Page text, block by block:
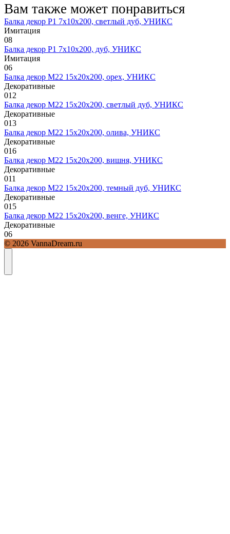
Вам также может понравиться
Балка декор Р1 7х10х200, светлый дуб, УНИКС
Имитация
08
Балка декор Р1 7х10х200, дуб, УНИКС
Имитация
06
Балка декор М22 15х20х200, орех, УНИКС
Декоративные
012
Балка декор М22 15х20х200, светлый дуб, УНИКС
Декоративные
013
Балка декор М22 15х20х200, олива, УНИКС
Декоративные
016
Балка декор М22 15х20х200, вишня, УНИКС
Декоративные
011
Балка декор М22 15х20х200, темный дуб, УНИКС
Декоративные
015
Балка декор М22 15х20х200, венге, УНИКС
Декоративные
06
© 2026 VannaDream.ru